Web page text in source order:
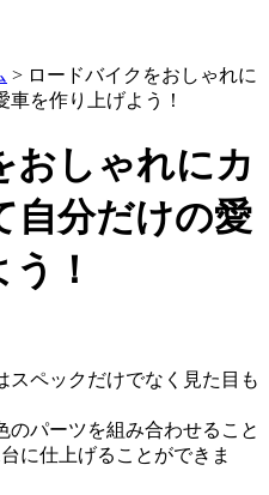
> ロードバイクをおしゃれに
を作り上げよう！
おしゃれにカ
自分だけの愛
！
スペックだけでなく見た目も
のパーツを組み合わせること
に仕上げることができま